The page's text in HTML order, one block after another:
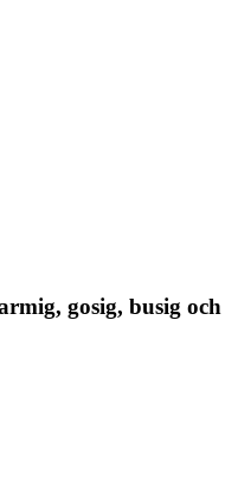
gosig, busig